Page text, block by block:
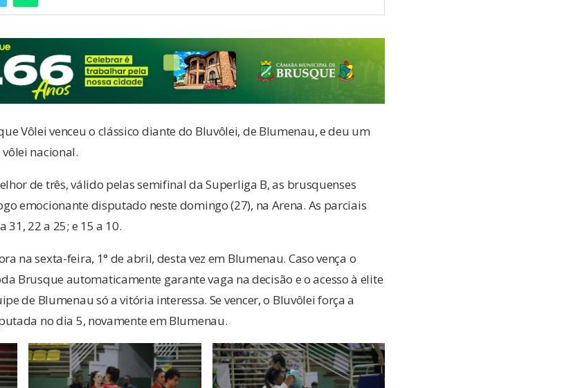
Vôlei venceu o clássico diante do Bluvôlei, de Blumenau, e deu um
nacional.
de três, válido pelas semifinal da Superliga B, as brusquenses
emocionante disputado neste domingo (27), na Arena. As parciais
31, 22 a 25; e 15 a 10.
na sexta-feira, 1° de abril, desta vez em Blumenau. Caso vença o
Brusque automaticamente garante vaga na decisão e o acesso à elite
de Blumenau só a vitória interessa. Se vencer, o Bluvôlei força a
no dia 5, novamente em Blumenau.